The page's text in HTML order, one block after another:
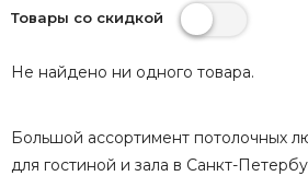
Товары со скидкой
Не найдено ни одного товара.
Большой ассортимент потолочных
для гостиной и зала в Санкт-